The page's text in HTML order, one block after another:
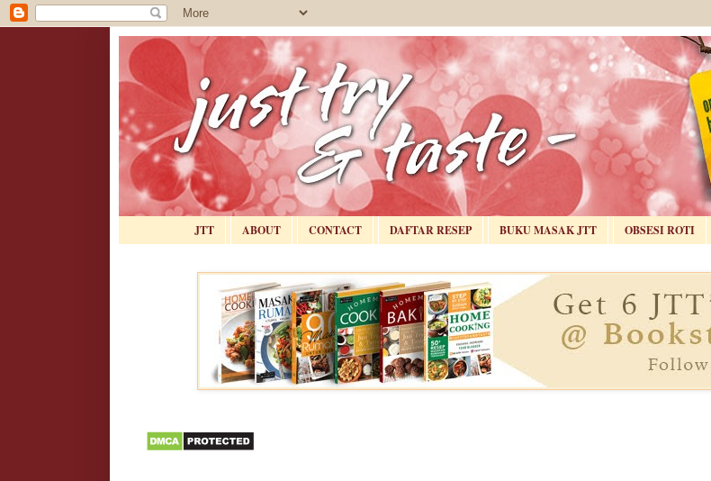
JTT ABOUT CONTACT DAFTAR RESEP BUKU MASAK JTT OBSESI ROTI